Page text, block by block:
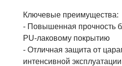
Ключевые преимущества:
- Повышенная прочность
PU‑лаковому покрытию
- Отличная защитa от
интенсивной эксплуатации